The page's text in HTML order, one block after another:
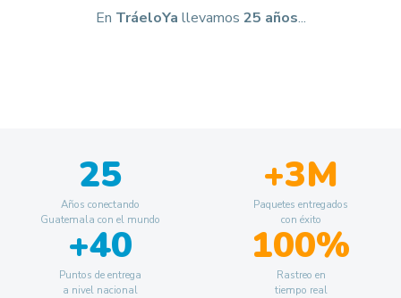
En TráeloYa llevamos 25 años...
25
Años conectando
Guatemala con el mundo
+3M
Paquetes entregados
con éxito
+40
Puntos de entrega
a nivel nacional
100%
Rastreo en
tiempo real